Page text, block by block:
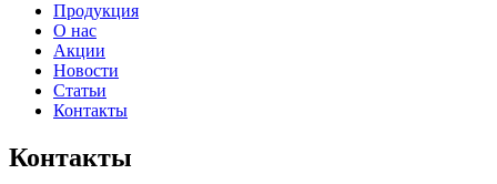
Продукция
О нас
Акции
Новости
Статьи
Контакты
Контакты